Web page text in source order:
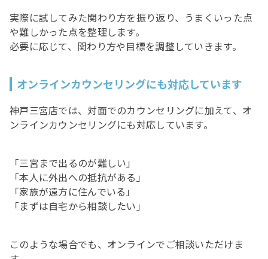
実際に試してみた関わり方を振り返り、うまくいった点
や難しかった点を整理します。
必要に応じて、関わり方や目標を調整していきます。
オンラインカウンセリングにも対応しています
神戸三宮店では、対面でのカウンセリングに加えて、オ
ンラインカウンセリングにも対応しています。
「三宮まで出るのが難しい」
「本人に外出への抵抗がある」
「家族が遠方に住んでいる」
「まずは自宅から相談したい」
このような場合でも、オンラインでご相談いただけま